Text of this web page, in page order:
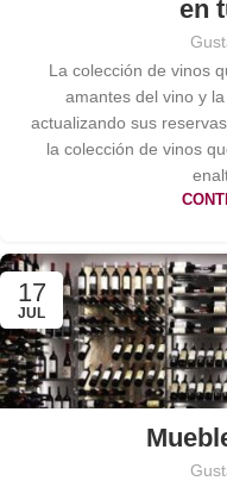
en
La colección de vinos
amantes del vino y
actualizando sus
la colección de vinos
17
JUL